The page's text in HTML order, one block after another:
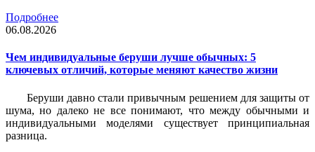
Подробнее
06.08.2026
Чем индивидуальные беруши лучше обычных: 5
ключевых отличий, которые меняют качество жизни
Беруши давно стали привычным решением для защиты от
шума, но далеко не все понимают, что между обычными и
индивидуальными моделями существует принципиальная
разница.